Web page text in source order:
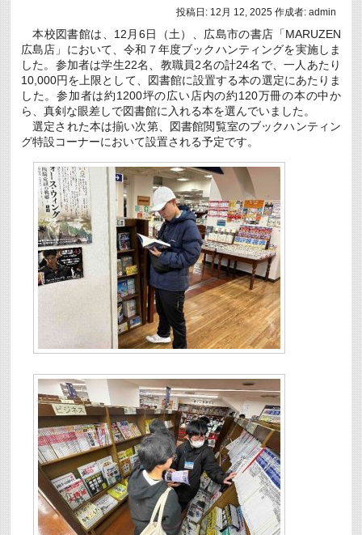
投稿日: 12月 12, 2025 作成者: admin
本校図書館は、12月6日（土）、広島市の書店「MARUZEN
広島店」において、令和７年度ブックハンティングを実施しま
した。参加者は学生22名、教職員2名の計24名で、一人あたり
10,000円を上限として、図書館に設置する本の選定にあたりま
した。参加者は約1200坪の広い店内の約120万冊の本の中か
ら、真剣な眼差しで図書館に入れる本を選んでいました。
選定された本は揃い次第、図書館閲覧室のブックハンティン
グ特設コーナーにおいて設置される予定です。